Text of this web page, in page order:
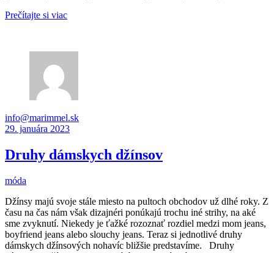
Prečítajte si viac
info@marimmel.sk
29. januára 2023
Druhy dámskych džínsov
móda
Džínsy majú svoje stále miesto na pultoch obchodov už dlhé roky. Z
času na čas nám však dizajnéri ponúkajú trochu iné strihy, na aké
sme zvyknutí. Niekedy je ťažké rozoznať rozdiel medzi mom jeans,
boyfriend jeans alebo slouchy jeans. Teraz si jednotlivé druhy
dámskych džínsových nohavíc bližšie predstavíme. Druhy